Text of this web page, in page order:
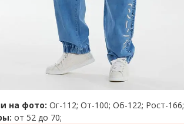
на фото: Ог-112; От-100; Об-122; Рост-166;
от 52 до 70;